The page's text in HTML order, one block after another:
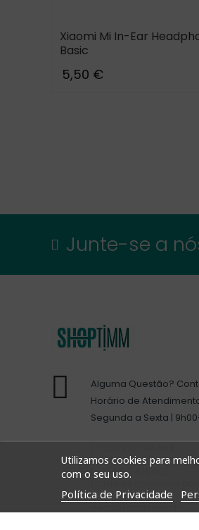
Xiaomi Mi In-Ear
Basic
5,50 €
Utilizamos cookies para
com o seu uso.
Política de Privacidade
Junte-se a
Alguma Questão?
Horário de
Segunda a Sexta |
(custo de chamada
(+351) 212 476 905